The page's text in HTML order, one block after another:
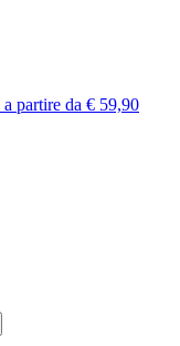
a partire da € 59,90